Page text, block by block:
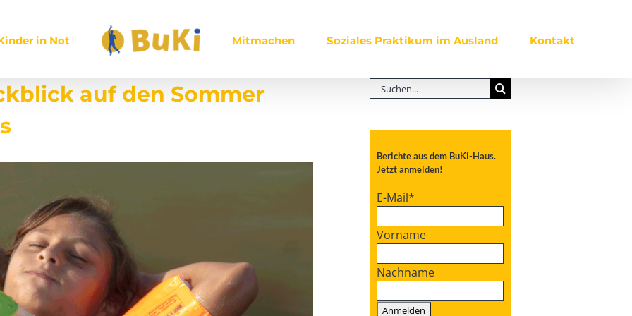
in Not Mitmachen Soziales Praktikum im Ausland Kontakt
auf den Sommer
Suche
nach:
Berichte aus dem BuKi-Haus.
Jetzt anmelden!
E-Mail*
Vorname
Nachname